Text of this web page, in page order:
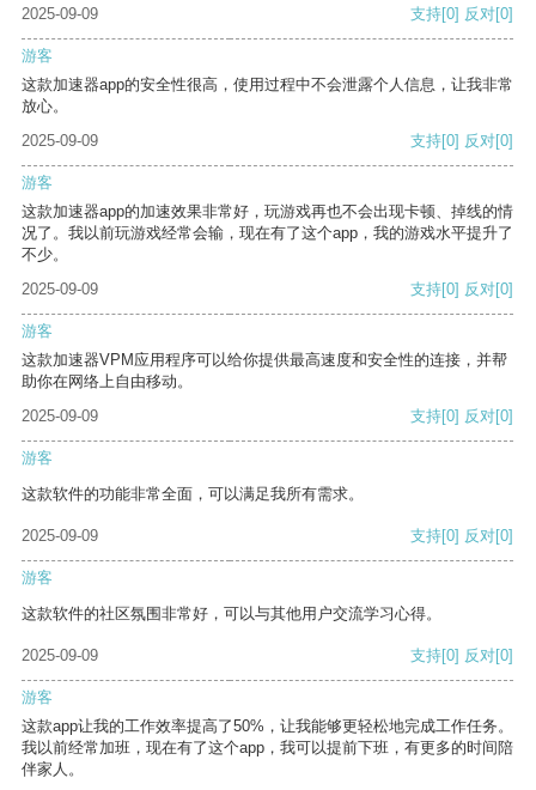
2025-09-09
支持[0] 反对[0]
游客
这款加速器app的安全性很高，使用过程中不会泄露个人信息，让我非常
放心。
2025-09-09
支持[0] 反对[0]
游客
这款加速器app的加速效果非常好，玩游戏再也不会出现卡顿、掉线的情
况了。我以前玩游戏经常会输，现在有了这个app，我的游戏水平提升了
不少。
2025-09-09
支持[0] 反对[0]
游客
这款加速器VPM应用程序可以给你提供最高速度和安全性的连接，并帮
助你在网络上自由移动。
2025-09-09
支持[0] 反对[0]
游客
这款软件的功能非常全面，可以满足我所有需求。
2025-09-09 支持[0] 反对[0]
游客
这款软件的社区氛围非常好，可以与其他用户交流学习心得。
2025-09-09 支持[0] 反对[0]
游客
这款app让我的工作效率提高了50%，让我能够更轻松地完成工作任务。
我以前经常加班，现在有了这个app，我可以提前下班，有更多的时间陪
伴家人。